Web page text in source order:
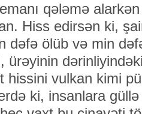
qələmə alarkən
Hiss edirsən ki,
dəfə ölüb və min
ürəyinin
hissini vulkan kimi
ki, insanlara güllə